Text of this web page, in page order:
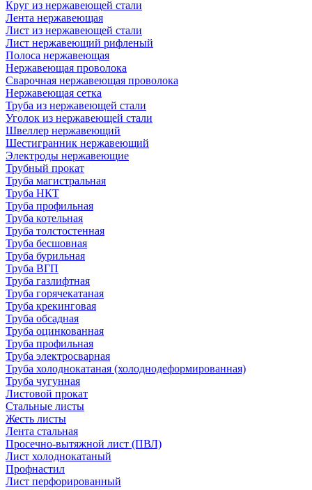
Круг из нержавеющей стали
Лента нержавеющая
Лист из нержавеющей стали
Лист нержавеющий рифленый
Полоса нержавеющая
Нержавеющая проволока
Сварочная нержавеющая проволока
Нержавеющая сетка
Труба из нержавеющей стали
Уголок из нержавеющей стали
Швеллер нержавеющий
Шестигранник нержавеющий
Электроды нержавеющие
Трубный прокат
Труба магистральная
Труба НКТ
Труба профильная
Труба котельная
Труба толстостенная
Труба бесшовная
Труба бурильная
Труба ВГП
Труба газлифтная
Труба горячекатаная
Труба крекинговая
Труба обсадная
Труба оцинкованная
Труба профильная
Труба электросварная
Труба холоднокатаная (холоднодеформированная)
Труба чугунная
Листовой прокат
Стальные листы
Жесть листы
Лента стальная
Просечно-вытяжной лист (ПВЛ)
Лист холоднокатаный
Профнастил
Лист перфорированный